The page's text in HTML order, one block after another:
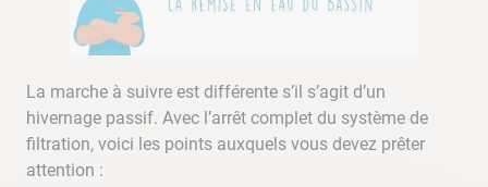
La marche à suivre est différente s’il s’agit d’un
hivernage passif. Avec l’arrêt complet du système de
filtration, voici les points auxquels vous devez prêter
attention :